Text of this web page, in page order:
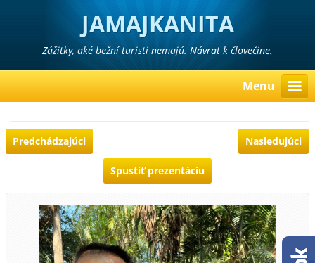
JAMAJKANITA
Zážitky, aké bežní turisti nemajú. Návrat k človečine.
Menu
Predchádzajúci Nasledujúci
Spustiť prezentáciu